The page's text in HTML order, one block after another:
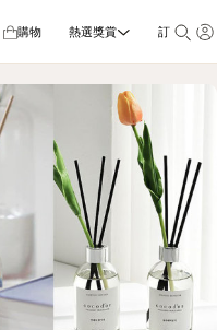
購物 熱選獎賞 訂閱雜誌